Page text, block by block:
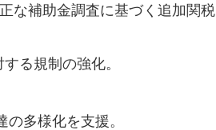
正な補助金調査に基づく追加関税
る規制の強化。
多様化を支援。